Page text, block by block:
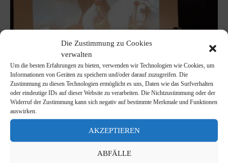
Die Zustimmung zu Cookies
verwalten
Um die besten Erfahrungen zu bieten, verwenden wir Technologien wie Cookies, um
Informationen von Geräten zu speichern und/oder darauf zuzugreifen. Die
Zustimmung zu diesen Technologien ermöglicht es uns, Daten wie das Surfverhalten
oder eindeutige IDs auf dieser Website zu verarbeiten. Die Nichtzustimmung oder der
Widerruf der Zustimmung kann sich negativ auf bestimmte Merkmale und Funktionen
auswirken.
AKZEPTIEREN
ABFÄLLE